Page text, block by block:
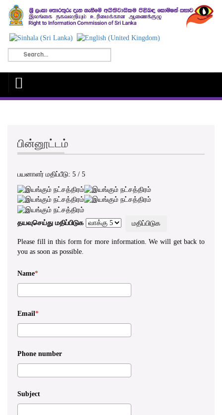
பின்னூட்டம்
பயனாளர் மதிப்பீடு: 5 / 5
தயவுசெய்து மதிப்பிடுக
Please fill in this form for more information. We will get back to
you as soon as possible.
Name
Email
Phone number
Subject